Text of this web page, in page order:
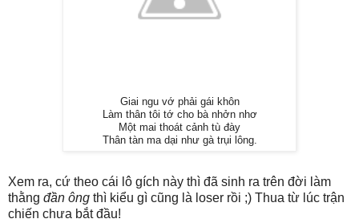
Giai ngu vớ phải gái khôn
Làm thân tôi tớ cho bà nhởn nhơ
Một mai thoát cảnh tù đày
Thân tàn ma dại như gà trụi lông.
Xem ra, cứ theo cái lô gích này thì đã sinh ra trên đời làm
thằng đần ông thì kiểu gì cũng là loser rồi ;) Thua từ lúc trận
chiến chưa bắt đầu!